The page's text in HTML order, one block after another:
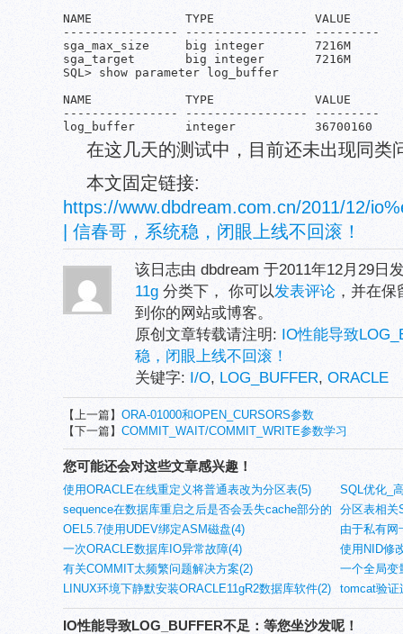
NAME             TYPE              VALUE
---------------- ----------------- ---------
sga_max_size     big integer       7216M
sga_target       big integer       7216M
SQL> show parameter log_buffer
NAME             TYPE              VALUE
---------------- ----------------- ---------
log_buffer       integer           36700160
在这几天的测试中，目前还未出现同类
本文固定链接:
https://www.dbdream.com.cn/2011/12/
| 信春哥，系统稳，闭眼上线不回滚！
该日志由 dbdream 于2011年12月29日
11g 分类下， 你可以发表评论 ，并在保
到你的网站或博客。
原创文章转载请注明: IO性能导致
稳，闭眼上线不回滚！
关键字: I/O, LOG_BUFFER, ORACLE
【上一篇】 ORA-01000和OPEN_CURSORS参数
【下一篇】 COMMIT_WAIT/COMMIT_WRITE参数学习
您可能还会对这些文章感兴趣！
使用ORACLE在线重定义将普通表改为分区表(5)
SQL优化_
sequence在数据库重启之后是否会丢失cache部分的
实验(4)
分区表相关
OEL5.7使用UDEV绑定ASM磁盘(4)
由于私有网
痪(4)
一次ORACLE数据库IO异常故障(4)
使用NID修
有关COMMIT太频繁问题解决方案(2)
一个全局变
LINUX环境下静默安装ORACLE11gR2数据库软件(2)
tomcat验证
IO性能导致LOG_BUFFER不足：等您坐沙发呢！